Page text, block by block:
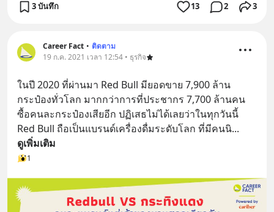
3 บันทึก 13 2 3
Career Fact • ติดตาม
19 ก.ค. 2021 เวลา 12:54 • ธุรกิจ
ในปี 2020 ที่ผ่านมา Red Bull มียอดขาย 7,900 ล้าน
กระป๋องทั่วโลก มากกว่าการที่ประชากร 7,700 ล้านคน
ซื้อคนละกระป๋องเสียอีก ปฏิเสธไม่ได้เลยว่าในทุกวันนี้
Red Bull ถือเป็นแบรนด์เครื่องดื่มระดับโลก ที่มีคนนิ...
ดูเพิ่มเติม
1